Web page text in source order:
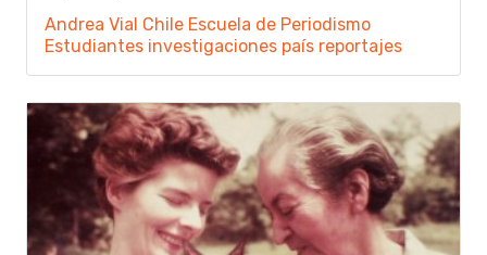
Andrea Vial Chile Escuela de Periodismo
Estudiantes investigaciones país reportajes